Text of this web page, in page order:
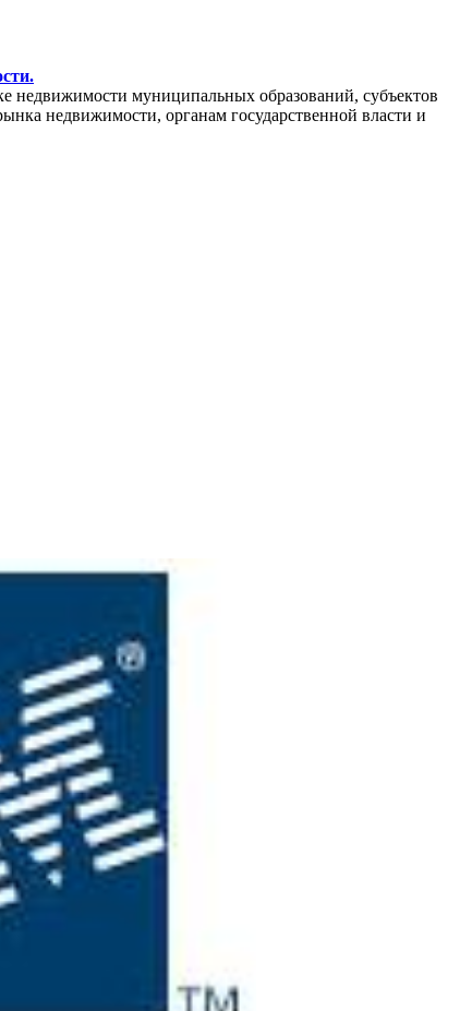
недвижимости муниципальных образований, субъектов
недвижимости, органам государственной власти и